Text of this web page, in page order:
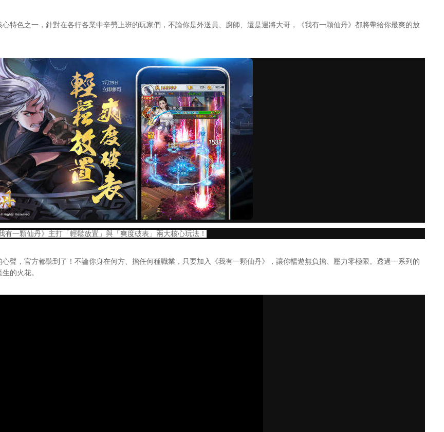
色之一，針對在各行各業中辛勞上班的玩家們，不論你是外送員、廚師、還是運將大哥，《我有一顆仙丹》都將帶給你最爽的放
我有一顆仙丹》主打「輕鬆放置」與「爽度破表」兩大核心玩法！
，官方都聽到了！不論你身在何方、擔任何種職業，只要加入《我有一顆仙丹》，讓你暢遊無負擔、壓力零極限。透過一系列的
的火花。